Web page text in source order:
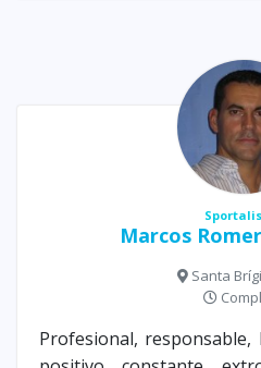
Marcos
Santa
Profesional,